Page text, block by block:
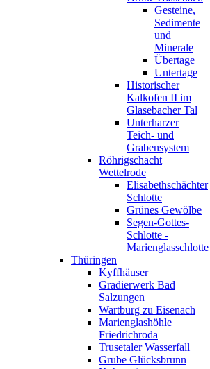
Gesteine,
Sedimente
und
Minerale
Übertage
Untertage
Historischer
Kalkofen II im
Glasebacher Tal
Unterharzer
Teich- und
Grabensystem
Röhrigschacht
Wettelrode
Elisabethschächter
Schlotte
Grünes Gewölbe
Segen-Gottes-
Schlotte -
Marienglasschlotte
Thüringen
Kyffhäuser
Gradierwerk Bad
Salzungen
Wartburg zu Eisenach
Marienglashöhle
Friedrichroda
Trusetaler Wasserfall
Grube Glücksbrunn